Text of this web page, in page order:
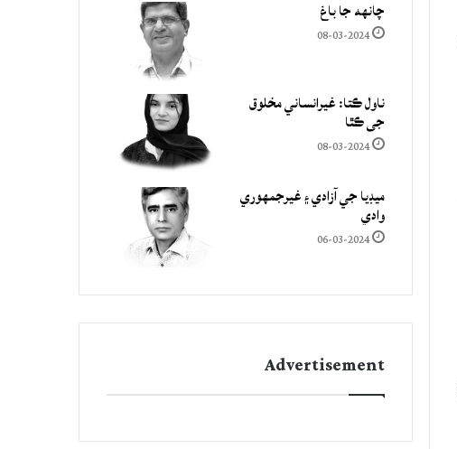
چانهه جا باغ
08-03-2024
ناول ڪتا: غيرانساني مخلوق
جي ڪٿا
08-03-2024
ميڊيا جي آزادي ۽ غيرجمھوري
وادي
06-03-2024
Advertisement